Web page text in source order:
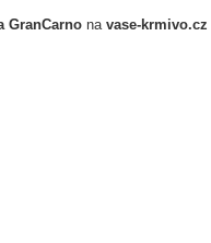
GranCarno na vase-krmivo.cz